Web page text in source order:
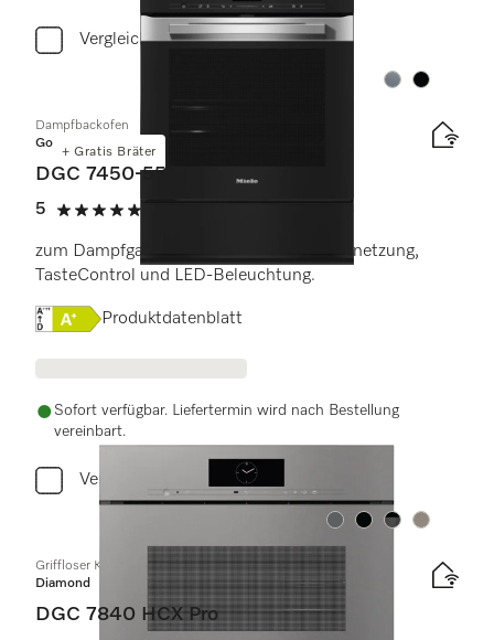
Vergleichen
+ Gratis Bräter
Farbe:Farbe:
Dampfbackofen
Gold
DGC 7450-55
5
5 von 5 Sternen
zum Dampfgaren, Backen, Braten mit Vernetzung,
TasteControl und LED-Beleuchtung.
Onlinelabel Image, Energielabel
Produktdatenblatt
Sofort verfügbar. Liefertermin wird nach Bestellung
vereinbart.
Vergleichen
Farbe:Farbe:Farbe:Farbe:
Griffloser Kompakt-Dampfbackofen
Diamond
DGC 7840 HCX Pro